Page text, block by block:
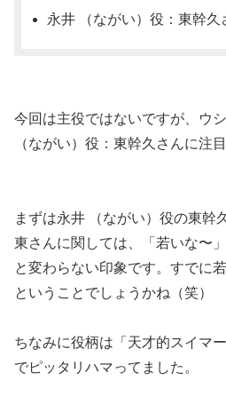
永井 （ながい）役：東幹久
今回は主役ではないですが、ウ
（ながい）役：東幹久さんに注
まずは永井 （ながい）役の東幹
東さんに関しては、「若いな〜
と変わらない印象です。すでに
ということでしょうかね（笑）
ちなみに役柄は「天才的スイマ
でピッタリハマってました。